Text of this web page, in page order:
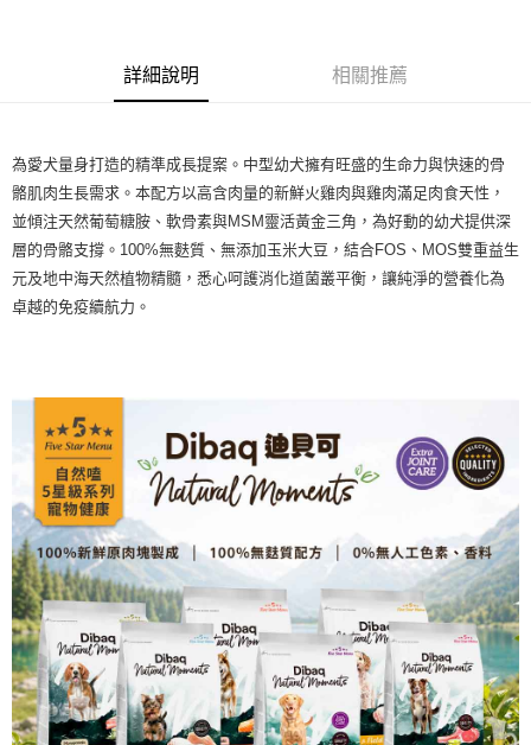
「AFTEE先享後付」，若未經同意申辦者引起之損失，本公司不負相關責
請求用戶進行身份認證。
５．嚴禁一人註冊多個帳號或使用他人資訊註冊。若發現惡意使用之情形，
恩沛科技股份有限公司將有權停止該用戶之使用額度並採取法律行動。
詳細說明 相關推薦
為愛犬量身打造的精準成長提案。中型幼犬擁有旺盛的生命力與快速的骨
骼肌肉生長需求。本配方以高含肉量的新鮮火雞肉與雞肉滿足肉食天性，
並傾注天然葡萄糖胺、軟骨素與MSM靈活黃金三角，為好動的幼犬提供深
層的骨骼支撐。100%無麩質、無添加玉米大豆，結合FOS、MOS雙重益生
元及地中海天然植物精髓，悉心呵護消化道菌叢平衡，讓純淨的營養化為
卓越的免疫續航力。